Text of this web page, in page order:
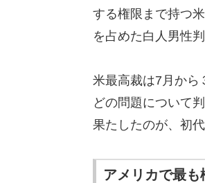
する権限まで持つ
を占めた白人男性
米最高裁は7月から
どの問題について
果たしたのが、初
アメリカで最